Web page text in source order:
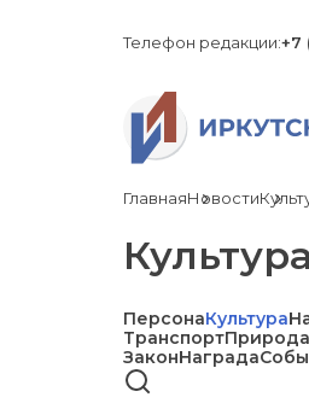
Телефон редакции:+7
ГлавнаяНовости
Культура
ПерсонаКультура
ТранспортПрирода
ЗаконНаграда